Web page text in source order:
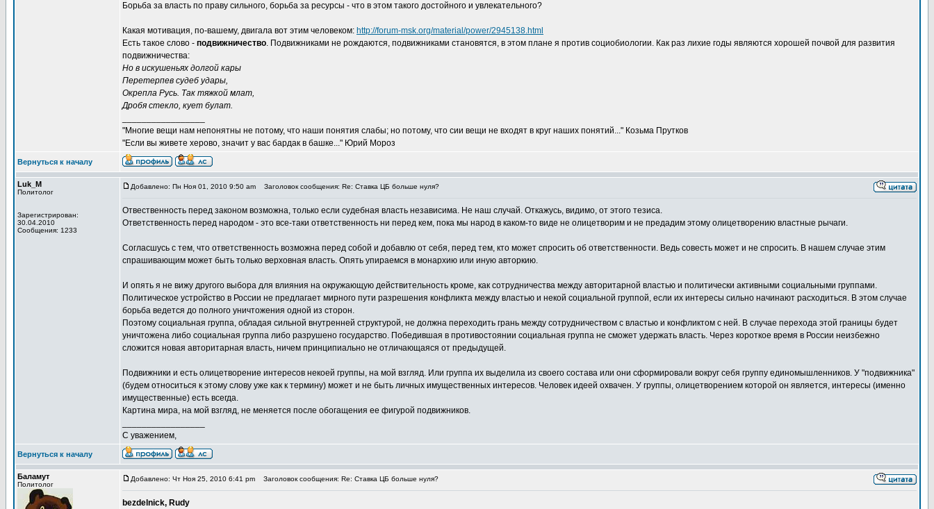
Борьба за власть по праву сильного, борьба за ресурсы - что в этом такого достойного и увлекательного?
Какая мотивация, по-вашему, двигала вот этим человеком: http://forum-msk.org/material/power/2945138.html
Есть такое слово - подвижничество. Подвижниками не рождаются, подвижниками становятся, в этом плане я против социобиологии. Как раз лихие годы являются хорошей почвой для развития
подвижничества:
Но в искушеньях долгой кары
Перетерпев судеб удары,
Окрепла Русь. Так тяжкой млат,
Дробя стекло, кует булат.
"Многие вещи нам непонятны не потому, что наши понятия слабы; но потому, что сии вещи не входят в круг наших понятий..." Козьма Прутков
"Если вы живете херово, значит у вас бардак в башке..." Юрий Мороз
Вернуться к началу
Luk_M
Политолог
Зарегистрирован:
30.04.2010
Сообщения: 1233
Добавлено: Пн Ноя 01, 2010 9:50 am Заголовок сообщения: Re: Ставка ЦБ больше нуля?
Отвественность перед законом возможна, только если судебная власть независима. Не наш случай. Откажусь, видимо, от этого тезиса.
Ответственность перед народом - это все-таки ответственность ни перед кем, пока мы народ в каком-то виде не олицетворим и не предадим этому олицетворению властные рычаги.
Согласшусь с тем, что ответственность возможна перед собой и добавлю от себя, перед тем, кто может спросить об ответственности. Ведь совесть может и не спросить. В нашем случае этим
спрашивающим может быть только верховная власть. Опять упираемся в монархию или иную авторкию.
И опять я не вижу другого выбора для влияния на окружающую действительность кроме, как сотрудничества между авторитарной властью и политически активными социальными группами.
Политическое устройство в России не предлагает мирного пути разрешения конфликта между властью и некой социальной группой, если их интересы сильно начинают расходиться. В этом случае
борьба ведется до полного уничтожения одной из сторон.
Поэтому социальная группа, обладая сильной внутренней структурой, не должна переходить грань между сотрудничеством с властью и конфликтом с ней. В случае перехода этой границы будет
уничтожена либо социальная группа либо разрушено государство. Победившая в противостоянии социальная группа не сможет удержать власть. Через короткое время в России неизбежно
сложится новая авторитарная власть, ничем принципиально не отличающаяся от предыдущей.
Подвижники и есть олицетворение интересов некоей группы, на мой взгляд. Или группа их выделила из своего состава или они сформировали вокруг себя группу единомышленников. У "подвижника"
(будем относиться к этому слову уже как к термину) может и не быть личных имущественных интересов. Человек идеей охвачен. У группы, олицетворением которой он является, интересы (именно
имущественные) есть всегда.
Картина мира, на мой взгляд, не меняется после обогащения ее фигурой подвижников.
С уважением,
Вернуться к началу
Баламут
Политолог
Добавлено: Чт Ноя 25, 2010 6:41 pm Заголовок сообщения: Re: Ставка ЦБ больше нуля?
bezdelnick, Rudy